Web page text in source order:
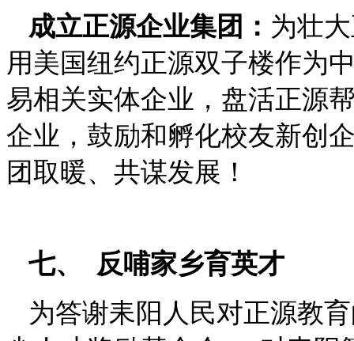
成立正源企业集团： 为壮
用美国纽约正源双子楼作为
易相关实体企业，盘活正源
企业，鼓励和孵化校友新创
团取暖、共谋发展！
七、
反哺家乡育英才
为答谢耒阳人民对正源教